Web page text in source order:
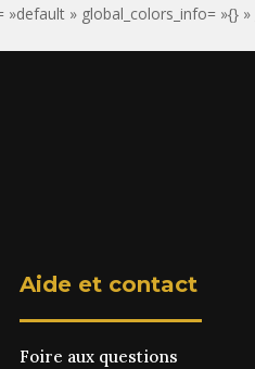
» global_colors_info= »{} »
Aide et contact
Foire aux questions